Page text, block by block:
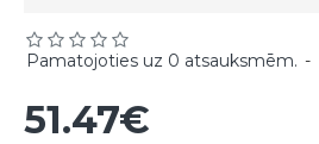
Pamatojoties uz 0 atsauksmēm. -
51.47€